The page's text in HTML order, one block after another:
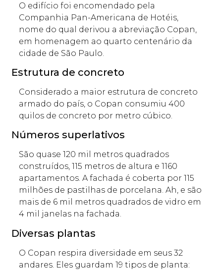
O edifício foi encomendado pela
Companhia Pan-Americana de Hotéis,
nome do qual derivou a abreviação Copan,
em homenagem ao quarto centenário da
cidade de São Paulo.
Estrutura de concreto
Considerado a maior estrutura de concreto
armado do país, o Copan consumiu 400
quilos de concreto por metro cúbico.
Números superlativos
São quase 120 mil metros quadrados
construídos, 115 metros de altura e 1160
apartamentos. A fachada é coberta por 115
milhões de pastilhas de porcelana. Ah, e são
mais de 6 mil metros quadrados de vidro em
4 mil janelas na fachada.
Diversas plantas
O Copan respira diversidade em seus 32
andares. Eles guardam 19 tipos de planta: